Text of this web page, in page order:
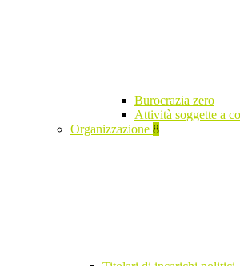
Burocrazia zero
Attività soggette a
Organizzazione 8